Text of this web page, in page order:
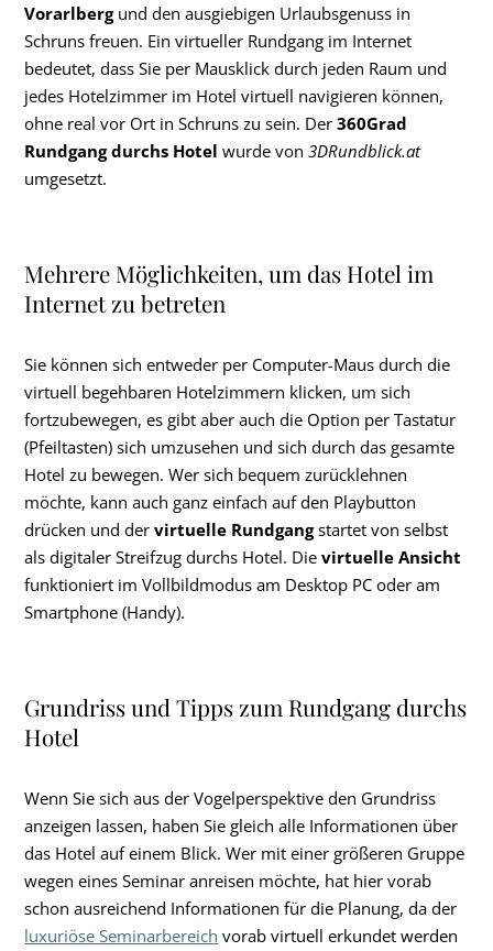
Vorarlbergund den ausgiebigen Urlaubsgenuss in
Schruns freuen. Ein virtueller Rundgang im Internet
bedeutet, dass Sie per Mausklick durch jeden Raum und
jedes Hotelzimmer im Hotel virtuell navigieren können,
ohne real vor Ort in Schruns zu sein. Der360Grad
Rundgang durchs Hotel wurde von3DRundblick.at
umgesetzt.
Mehrere Möglichkeiten, um das Hotel im
Internet zu betreten
Sie können sich entweder per Computer-Maus durch die
virtuell begehbaren Hotelzimmern klicken, um sich
fortzubewegen, es gibt aber auch die Option per Tastatur
(Pfeiltasten) sich umzusehen und sich durch das gesamte
Hotel zu bewegen. Wer sich bequem zurücklehnen
möchte, kann auch ganz einfach auf den Playbutton
drücken und dervirtuelle Rundgangstartet von selbst
als digitaler Streifzug durchs Hotel. Dievirtuelle Ansicht
funktioniert im Vollbildmodus am Desktop PC oder am
Smartphone (Handy).
Grundriss und Tipps zum Rundgang durchs
Hotel
Wenn Sie sich aus der Vogelperspektive den Grundriss
anzeigen lassen, haben Sie gleich alle Informationen über
das Hotel auf einem Blick. Wer mit einer größeren Gruppe
wegen eines Seminar anreisen möchte, hat hier vorab
schon ausreichend Informationen für die Planung, da der
luxuriöse Seminarbereich vorab virtuell erkundet werden